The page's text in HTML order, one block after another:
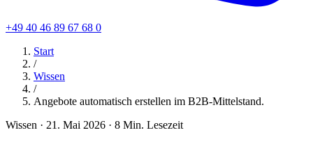
+49 40 46 89 67 68 0
Start
/
Wissen
/
Angebote automatisch erstellen im B2B-Mittelstand.
Wissen · 21. Mai 2026 · 8 Min. Lesezeit